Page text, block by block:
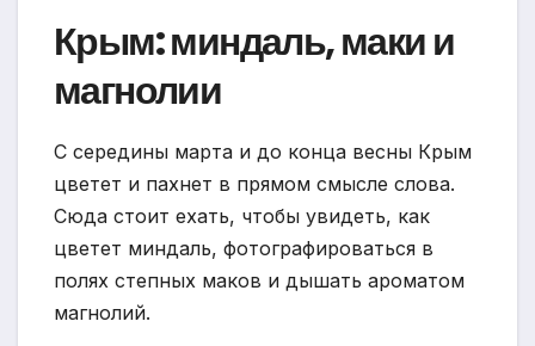
Крым: миндаль, маки и
магнолии
С середины марта и до конца весны Крым
цветет и пахнет в прямом смысле слова.
Сюда стоит ехать, чтобы увидеть, как
цветет миндаль, фотографироваться в
полях степных маков и дышать ароматом
магнолий.